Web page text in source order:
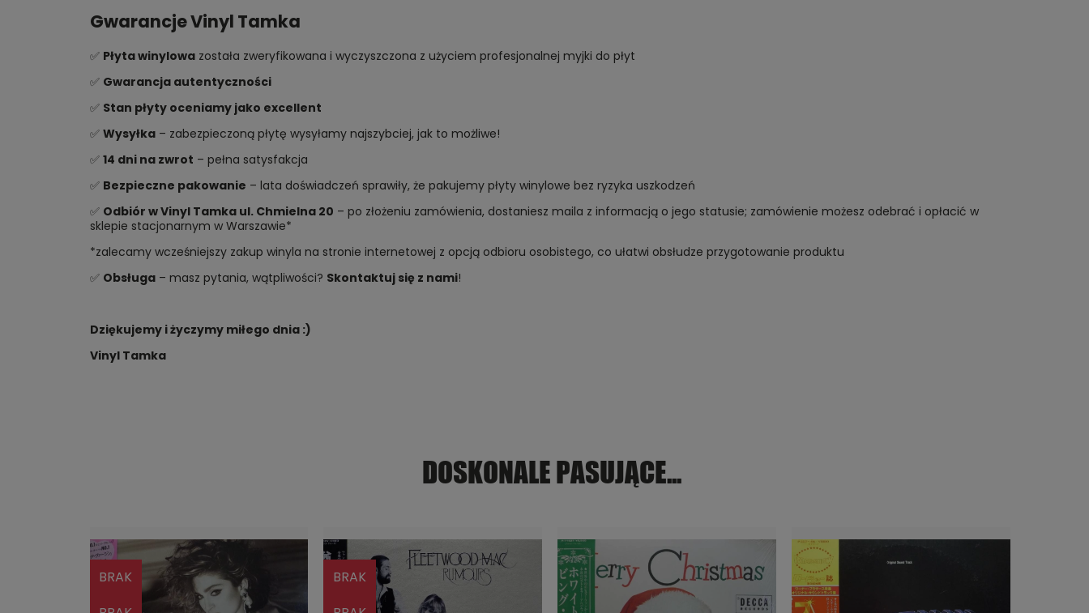
Gwarancje Vinyl Tamka
✅ Płyta winylowazostała zweryfikowana i wyczyszczona z użyciem profesjonalnej myjki do płyt
✅ Gwarancja autentyczności
✅ Stan płyty oceniamy jako excellent
✅ Wysyłka– zabezpieczoną płytę wysyłamy najszybciej, jak to możliwe!
✅ 14 dni na zwrot – pełna satysfakcja
✅ Bezpieczne pakowanie – lata doświadczeń sprawiły, że pakujemy płyty winylowe bez ryzyka uszkodzeń
✅ Odbiór w Vinyl Tamka ul. Chmielna 20 – po złożeniu zamówienia, dostaniesz maila z informacją o jego statusie; zamówienie możesz odebrać i opłacić w
sklepie stacjonarnym w Warszawie*
*zalecamy wcześniejszy zakup winyla na stronie internetowej z opcją odbioru osobistego, co ułatwi obsłudze przygotowanie produktu
✅ Obsługa– masz pytania, wątpliwości? Skontaktuj się z nami!
Dziękujemy i życzymy miłego dnia :)
Vinyl Tamka
DOSKONALE PASUJĄCE...
BRAK
BRAK